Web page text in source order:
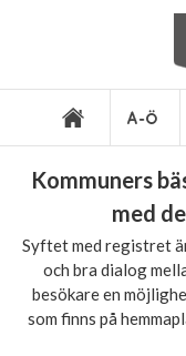
Kommuners
med
Syftet med registret
och bra dialog
besökare en
som finns på